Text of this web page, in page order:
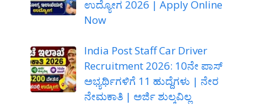
ಉದ್ಯೋಗ 2026 | Apply Online
Now
India Post Staff Car Driver
Recruitment 2026: 10ನೇ ಪಾಸ್
ಅಭ್ಯರ್ಥಿಗಳಿಗೆ 11 ಹುದ್ದೆಗಳು | ನೇರ
ನೇಮಕಾತಿ | ಅರ್ಜಿ ಶುಲ್ಕವಿಲ್ಲ